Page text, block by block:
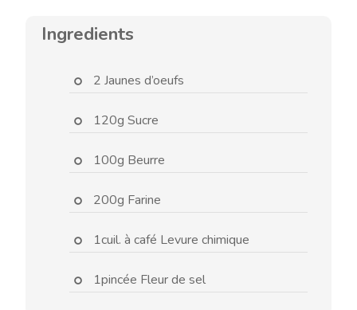
Ingredients
2 Jaunes d’oeufs
120g Sucre
100g Beurre
200g Farine
1cuil. à café Levure chimique
1pincée Fleur de sel